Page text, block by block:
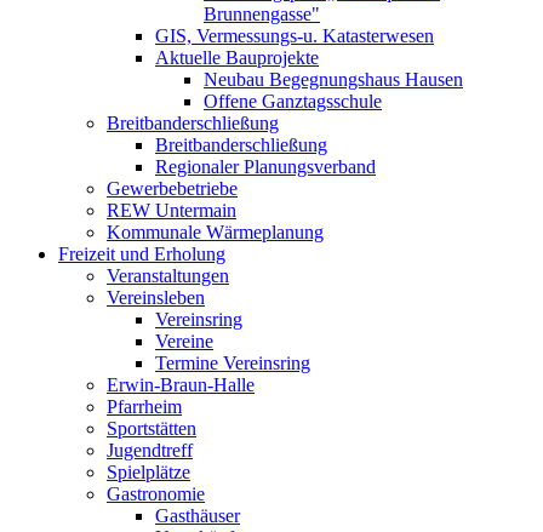
Brunnengasse"
GIS, Vermessungs-u. Katasterwesen
Aktuelle Bauprojekte
Neubau Begegnungshaus Hausen
Offene Ganztagsschule
Breitbanderschließung
Breitbanderschließung
Regionaler Planungsverband
Gewerbebetriebe
REW Untermain
Kommunale Wärmeplanung
Freizeit und Erholung
Veranstaltungen
Vereinsleben
Vereinsring
Vereine
Termine Vereinsring
Erwin-Braun-Halle
Pfarrheim
Sportstätten
Jugendtreff
Spielplätze
Gastronomie
Gasthäuser